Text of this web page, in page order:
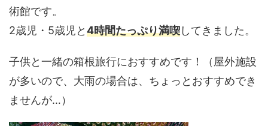
術館です。
2歳児・5歳児と4時間たっぷり満喫してきました。
子供と一緒の箱根旅行におすすめです！（屋外施設
が多いので、大雨の場合は、ちょっとおすすめでき
ませんが…）